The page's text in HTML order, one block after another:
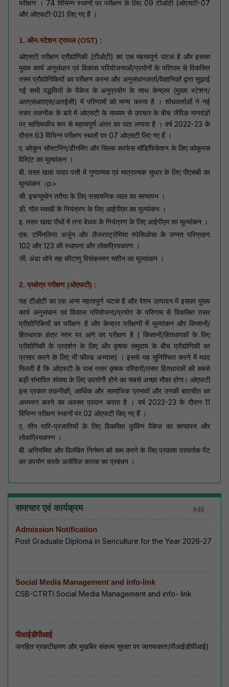
परीक्षण । 74 विभिन्न स्थानों पर परीक्षण के लिए 09 टीओटी (ओएसटी-07
और ओएफटी-02) लिए गए हैं ।
1. ऑन-स्टेशन ट्रायल (OST) :
ओएसटी परीक्षण प्रौद्योगिकी (टीओटी) का एक महत्वपूर्ण घटक है और इसका
मुख्य कार्य अनुसंधान एवं विकास परियोजनाओं/प्रयोगों के परिणाम से विकसित
तसर प्रौद्योगिकियों का परीक्षण करना और अनुसंधानकर्ता/वैज्ञानिकों द्वारा सुझाई
गई सभी पद्धतियों के पैकेज के अनुप्रयोग के साथ केन्द्रम (मुख्य स्टेशन/
आरएसआरएस/आरईसी) में परिणामों को मान्य करना है । शोधकर्ताओं ने नई
तसर तकनीक के बारे में ओएसटी के माध्यम से उपचार के बीच जैविक मानदंडों
पर सांख्यिकीय रूप से महत्वपूर्ण अंतर का पता लगाया है । वर्ष 2022-23 के
दौरान 63 विभिन्न परीक्षण स्थलों पर 07 ओएसटी लिए गए हैं ।
ए. कोकून सॉफ्टनिंग/डीगमिंग और सिल्क सरफेस मॉडिफिकेशन के लिए कोकूनस
वैरिएंट का मूल्यांकन ।
बी. तसर खाद्य पादप पत्ती में गुणात्मक एवं मात्रात्मक सुधार के लिए पीएसबी का
मूल्यांकन ।p>
सी. इचन्यूमोन ततैया के लिए रासायनिक जाल का सत्यापन ।
डी. गॉल मक्खी के नियंत्रण के लिए आईपीएम का मूल्यांकन ।
इ. तसर खाद्य पौधों में तना बेधक के नियंत्रण के लिए आईपीएम का मूल्यांकन ।
एफ. टर्मिनलिया अर्जुन और लैजरस्ट्रोमिया स्पेसिओसा के उन्नत परिग्रहण
102 और 123 की स्थापना और लोकप्रियकरण ।
जी. अंडा धोने सह कीटाणु विसंक्रमण मशीन का मूल्यांकन ।
2. प्रक्षेत्र परीक्षण (ओएफटी) :
यह टीओटी का एक अन्य महत्वपूर्ण घटक है और रेशम उत्पादन में इसका मुख्य
कार्य अनुसंधान एवं विकास परियोजना/प्रयोग के परिणाम से विकसित तसर
प्रौद्योगिकियों का परीक्षण है और केन्द्रर परीक्षणों में मूल्यांकन और किसानों/
हितधारक क्षेत्र स्तर पर आगे का परीक्षण है ( किसानों/हितधारकों के लिए
प्रौद्योगिकी के प्रदर्शन के लिए और कृषक समुदाय के बीच प्रौद्योगिकी का
प्रसार करने के लिए भी फील्ड अभ्यास) । इससे यह सुनिश्चित करने में मदद
मिलती है कि ओएफटी के पास तसर कृषक परिवारों/तसर हितधारकों की सबसे
बड़ी संभावित संख्या के लिए उपयोगी होने का सबसे अच्छा मौका होगा। ओएफटी
इस प्रकार तकनीकी, आर्थिक और सामाजिक प्रभावों और उनकी बातचीत का
अध्ययन करने का अवसर प्रदान करता है । वर्ष 2022-23 के दौरान 11
विभिन्न परीक्षण स्थानों पर 02 ओएफटी किए गए हैं ।
ए. तीन पारि-प्रजातियों के लिए विकसित कुकिंग पैकेज का सत्यापन और
लोकप्रियकरण ।
बी. अनियमित और विलंबित निर्गमन को कम करने के लिए प्रकाश परावर्तक पेंट
का उपयोग करके अजैविक कारक का प्रबंधन ।
समाचार एवं कार्यक्रम
Admission Notification
Post Graduate Diploma in Sericulture for the Year 2026-27
Social Media Management and info-link
CSB-CTRTI Social Media Management and info- link
पीआईडीपीआई
जनहित प्रकटीकरण और मुखबिर संकल्प सुरक्षा पर जागरूकता(पीआईडीपीआई)